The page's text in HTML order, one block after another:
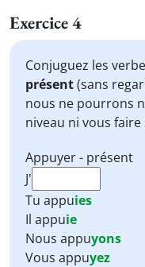
Exercice 4
Conjuguez les
présent(sans
nous ne pourrons
niveau ni vous
Appuyer - présent
J'
Tu appuies
Il appuie
Nous appuyons
Vous appuyez